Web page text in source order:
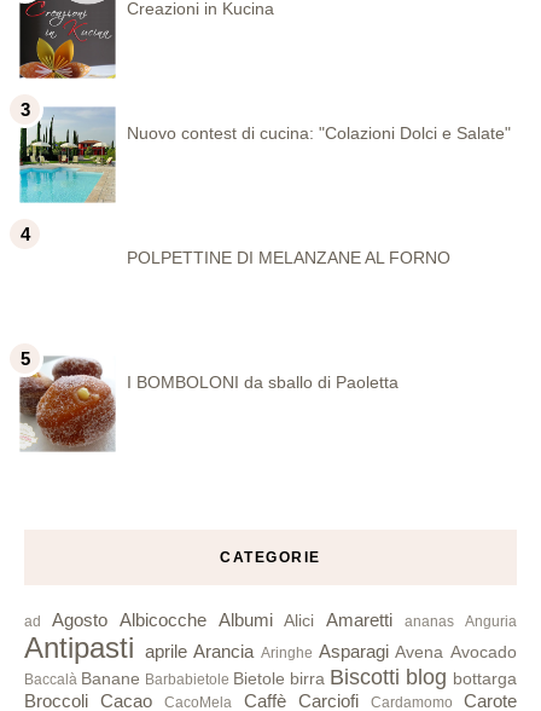
Creazioni in Kucina
Nuovo contest di cucina: "Colazioni Dolci e Salate"
POLPETTINE DI MELANZANE AL FORNO
I BOMBOLONI da sballo di Paoletta
CATEGORIE
ad Agosto Albicocche Albumi Alici Amaretti ananas Anguria
Antipasti aprile Arancia Aringhe Asparagi Avena Avocado
Baccalà Banane Barbabietole Bietole birra Biscotti blog bottarga
Broccoli Cacao CacoMela Caffè Carciofi Cardamomo Carote